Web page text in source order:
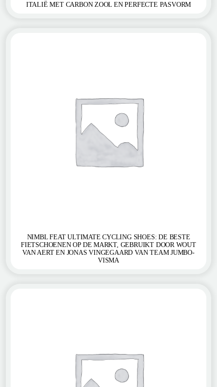
ITALIË MET CARBON ZOOL EN PERFECTE PASVORM
NIMBL FEAT ULTIMATE CYCLING SHOES: DE BESTE
FIETSCHOENEN OP DE MARKT, GEBRUIKT DOOR WOUT
VAN AERT EN JONAS VINGEGAARD VAN TEAM JUMBO-
VISMA